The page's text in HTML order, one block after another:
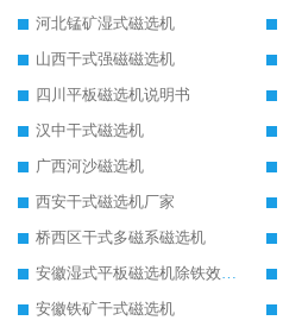
河北锰矿湿式磁选机
山西干式强磁磁选机
四川平板磁选机说明书
汉中干式磁选机
广西河沙磁选机
西安干式磁选机厂家
桥西区干式多磁系磁选机
安徽湿式平板磁选机除铁效果怎么样
安徽铁矿干式磁选机